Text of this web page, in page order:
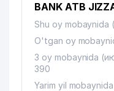
BANK ATB
Shu oy mobaynida
O'tgan oy
3 oy mobaynida
390
Yarim yil